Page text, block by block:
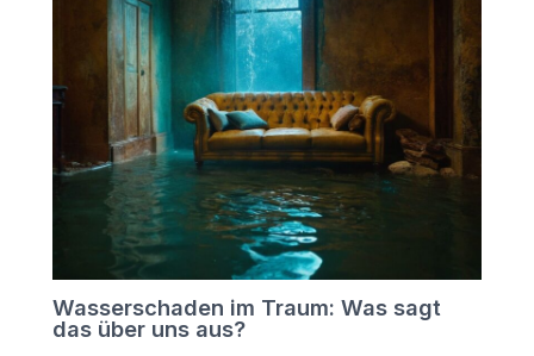
Wasserschaden im Traum: Was sagt
das über uns aus?